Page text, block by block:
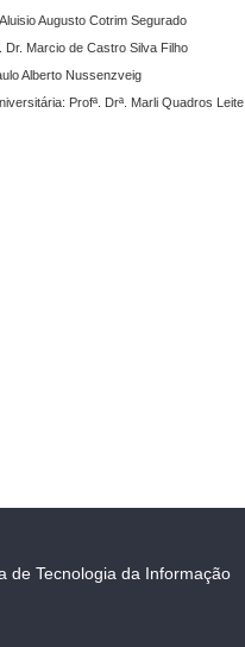
Augusto Cotrim Segurado
Dr. Marcio de Castro Silva Filho
Alberto Nussenzveig
Profª. Drª. Marli Quadros Leite
de Tecnologia da Informação